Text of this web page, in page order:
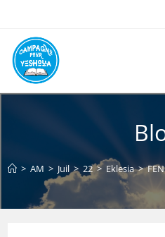
content
> AM > Juil > 22 > Eklesia >